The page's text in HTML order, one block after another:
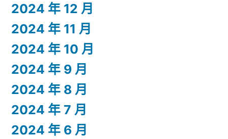
2024 年 12 月
2024 年 11 月
2024 年 10 月
2024 年 9 月
2024 年 8 月
2024 年 7 月
2024 年 6 月